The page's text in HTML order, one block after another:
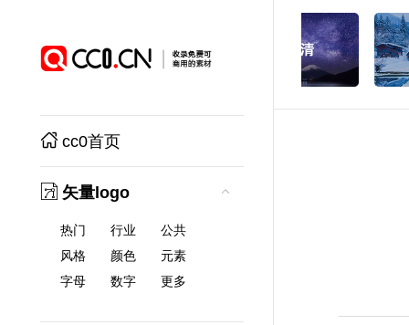
cc0首页
矢量logo
热门 行业
公共
风格
颜色
元素
字母
数字 更多